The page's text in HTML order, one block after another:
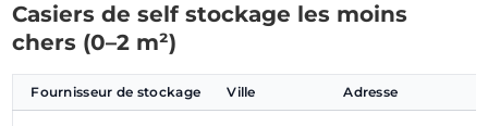
Casiers de self stockage les moins
chers (0–2 m²)
Fournisseur de stockage Ville Adresse